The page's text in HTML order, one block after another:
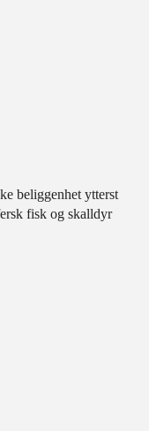
beliggenhet ytterst
fisk og skalldyr